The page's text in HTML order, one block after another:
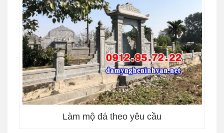
Làm mộ đá theo yêu cầu